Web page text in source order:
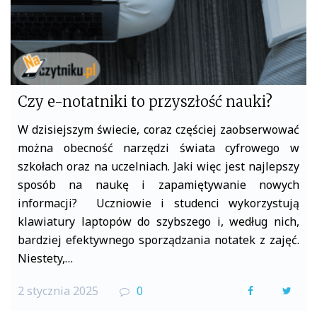
Czy e-notatniki to przyszłość nauki?
W dzisiejszym świecie, coraz częściej zaobserwować
można obecność narzędzi świata cyfrowego w
szkołach oraz na uczelniach. Jaki więc jest najlepszy
sposób na naukę i zapamiętywanie nowych
informacji? Uczniowie i studenci wykorzystują
klawiatury laptopów do szybszego i, według nich,
bardziej efektywnego sporządzania notatek z zajęć.
Niestety,…
2 stycznia 2025 0
F